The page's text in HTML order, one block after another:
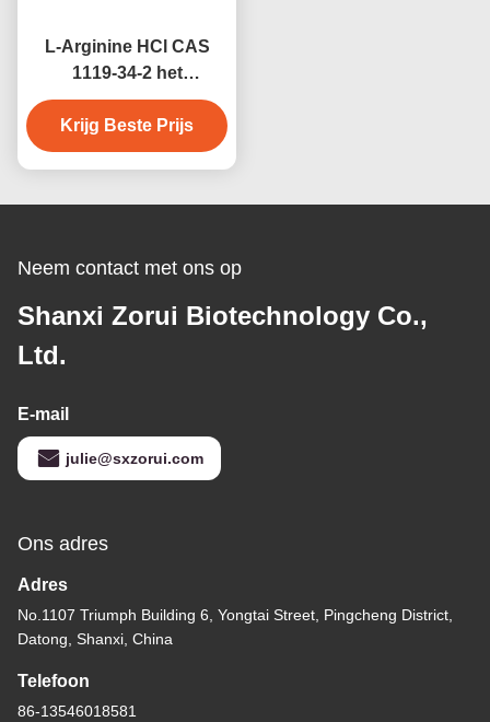
L-Arginine HCl CAS
1119-34-2 het
Aminozuurpoeder van
de Voedselrang voor de
Supplementproducten
Krijg Beste Prijs
Neem contact met ons op
Shanxi Zorui Biotechnology Co.,
Ltd.
E-mail
julie@sxzorui.com
Ons adres
Adres
No.1107 Triumph Building 6, Yongtai Street, Pingcheng District,
Datong, Shanxi, China
Telefoon
86-13546018581